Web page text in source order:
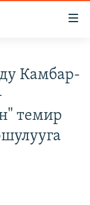
Камбар-
темир